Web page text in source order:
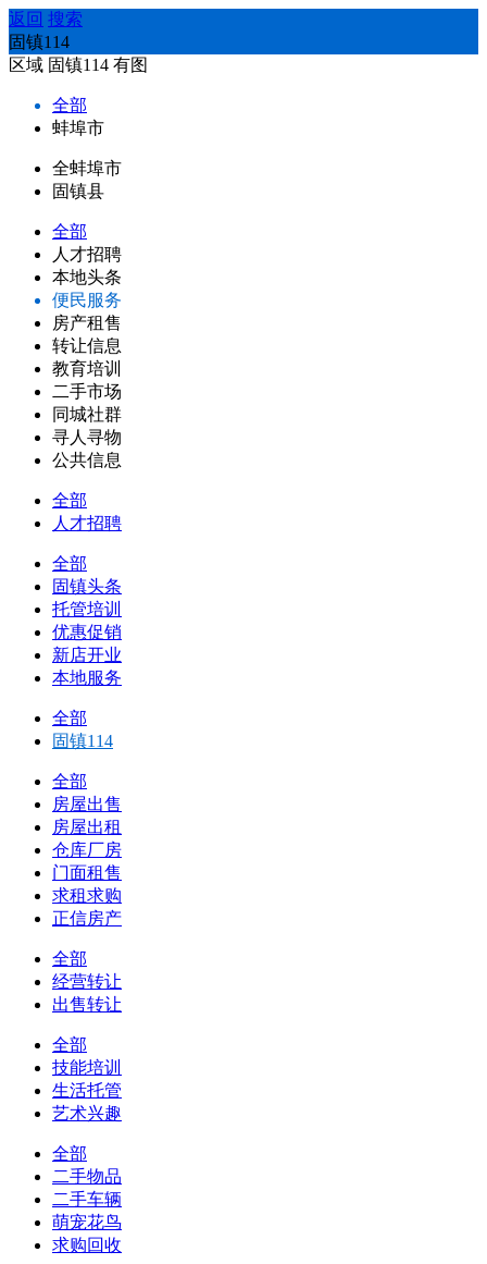
返回 搜索
固镇114
区域 固镇114 有图
全部
蚌埠市
全蚌埠市
固镇县
全部
人才招聘
本地头条
便民服务
房产租售
转让信息
教育培训
二手市场
同城社群
寻人寻物
公共信息
全部
人才招聘
全部
固镇头条
托管培训
优惠促销
新店开业
本地服务
全部
固镇114
全部
房屋出售
房屋出租
仓库厂房
门面租售
求租求购
正信房产
全部
经营转让
出售转让
全部
技能培训
生活托管
艺术兴趣
全部
二手物品
二手车辆
萌宠花鸟
求购回收